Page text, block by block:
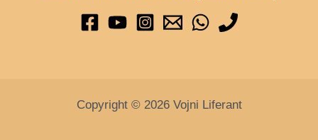
Copyright © 2026 Vojni Liferant